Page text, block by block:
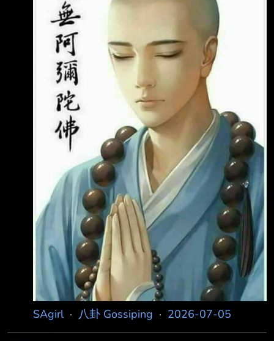
女孩LEE，一出生就罹患極其嚴重的先天性心臟
病—「肺動脈閉鎖合併完整型 心室中膈、冠狀
動脈阻塞」。經商的李爸爸遍尋馬來西亞名醫，
經歷了兩次開刀失敗，所 有當地的醫生都搖
頭，告訴他，「沒辦法了」。 8歲小女孩LEE經
來到台灣，在台北榮總心臟外科主治醫師吳飛逸
醫治下，順利完成
SAgirl· 八卦 Gossiping · 2026-07-05